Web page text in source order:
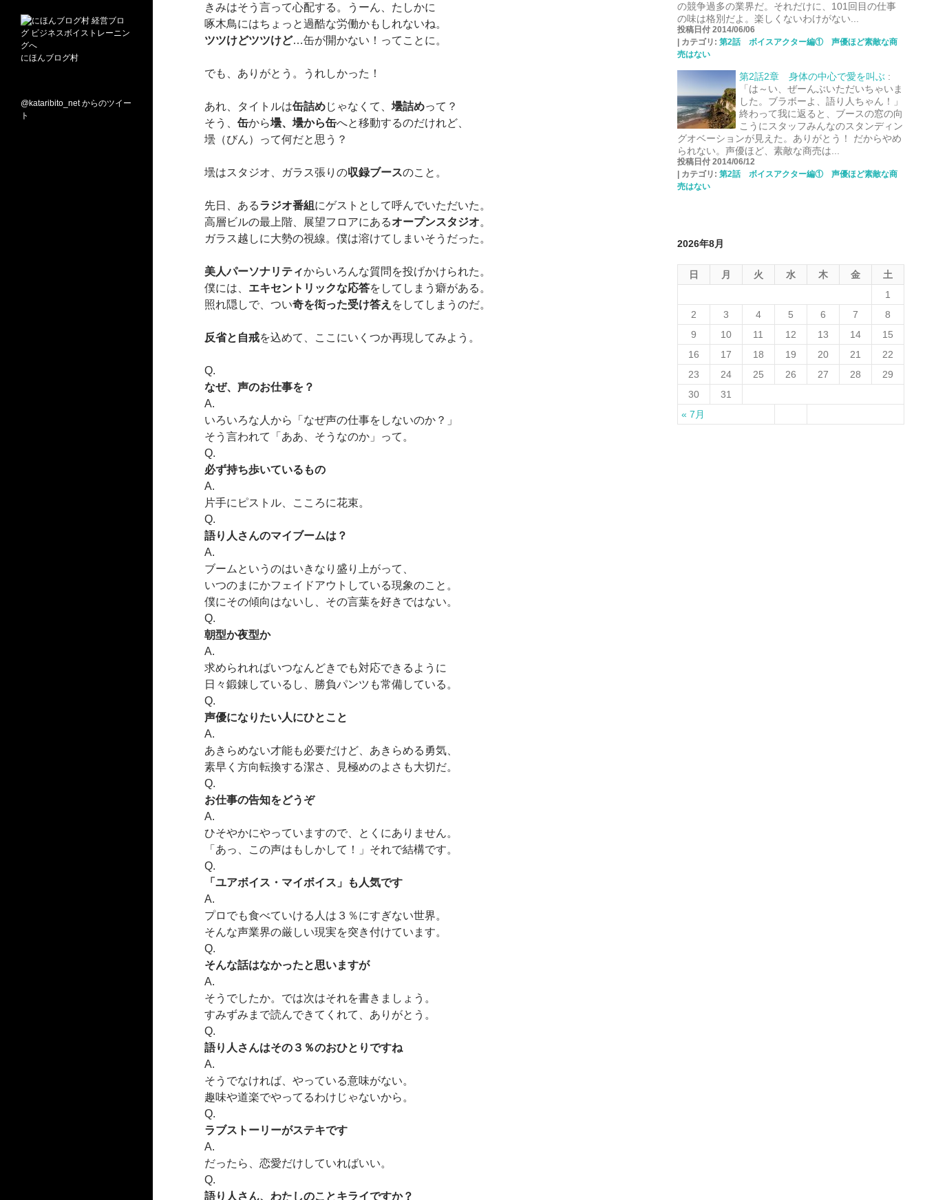
きみはそう言って心配する。うーん、たしかに
啄木鳥にはちょっと過酷な労働かもしれないね。
ツツけどツツけど…缶が開かない！ってことに。
でも、ありがとう。うれしかった！
あれ、タイトルは缶詰めじゃなくて、 壜詰めって？
そう、 缶から壜、壜から缶へと移動するのだけれど、
壜（びん）って何だと思う？
壜はスタジオ、ガラス張りの収録ブースのこと。
先日、あるラジオ番組 にゲストとして呼んでいただいた。
高層ビルの最上階、展望フロアにあるオープンスタジオ。
ガラス越しに大勢の視線。僕は溶けてしまいそうだった。
美人パーソナリティからいろんな質問を投げかけられた。
僕には、 エキセントリックな応答をしてしまう癖がある。
照れ隠しで、つい奇を衒った受け答え をしてしまうのだ。
反省と自戒を込めて、ここにいくつか再現してみよう。
Q.
なぜ、声のお仕事を？
A.
いろいろな人から「なぜ声の仕事をしないのか？」
そう言われて「ああ、そうなのか」って。
Q.
必ず持ち歩いているもの
A.
片手にピストル、こころに花束。
Q.
語り人さんのマイブームは？
A.
ブームというのはいきなり盛り上がって、
いつのまにかフェイドアウトしている現象のこと。
僕にその傾向はないし、その言葉を好きではない。
Q.
朝型か夜型か
A.
求められればいつなんどきでも対応できるように
日々鍛錬しているし、勝負パンツも常備している。
Q.
声優になりたい人にひとこと
A.
あきらめない才能も必要だけど、あきらめる勇気、
素早く方向転換する潔さ、見極めのよさも大切だ。
Q.
お仕事の告知をどうぞ
A.
ひそやかにやっていますので、とくにありません。
「あっ、この声はもしかして！」それで結構です。
Q.
「ユアボイス・マイボイス」も人気です
A.
プロでも食べていける人は３％にすぎない世界。
そんな声業界の厳しい現実を突き付けています。
Q.
そんな話はなかったと思いますが
A.
そうでしたか。では次はそれを書きましょう。
すみずみまで読んできてくれて、ありがとう。
Q.
語り人さんはその３％のおひとりですね
A.
そうでなければ、やっている意味がない。
趣味や道楽でやってるわけじゃないから。
Q.
ラブストーリーがステキです
A.
だったら、恋愛だけしていればいい。
Q.
語り人さん、わたしのことキライですか？
の競争過多の業界だ。それだけに、101回目の仕事
の味は格別だよ。楽しくないわけがない...
投稿日付 2014/06/06
カテゴリ: 第2話 ボイスアクター編① 声優ほど素敵な商
売はない
第2話2章 身体の中心で愛を叫ぶ :
「は～い、ぜーんぶいただいちゃいま
した。ブラボーよ、語り人ちゃん！」
終わって我に返ると、ブースの窓の向
こうにスタッフみんなのスタンディン
グオベーションが見えた。ありがとう！ だからやめ
られない。声優ほど、素敵な商売は...
投稿日付 2014/06/12
カテゴリ: 第2話 ボイスアクター編① 声優ほど素敵な商
売はない
2026年8月
日 月 火 水 木 金 土
« 7月
1
2
3 4 5 6 7
8
9
10 11 12 13 14
15
16
17 18 19 20 21
22
23
24 25 26 27 28
29
30
31
にほんブログ村
@kataribito_net からのツイー
ト